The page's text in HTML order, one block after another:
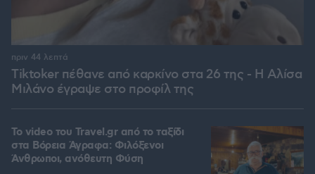
Tiktoker πέθανε από καρκίνο στα 26 της - Η Αλίσα
Μιλάνο έγραψε στο προφίλ της
πριν 44 λεπτά
To video του Travel.gr από το ταξίδι
στα Βόρεια Άγραφα: Φιλόξενοι
Άνθρωποι, ανόθευτη Φύση